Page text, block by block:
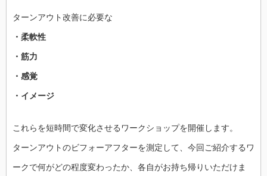
ターンアウト改善に必要な
・柔軟性
・筋力
・感覚
・イメージ
これらを短時間で変化させるワークショップを開催します。
ターンアウトのビフォーアフターを測定して、今回ご紹介するワ
ークで何がどの程度変わったか、各自がお持ち帰りいただけま